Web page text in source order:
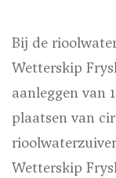
Bij de
Wetterskip
aanleggen van
plaatsen van
Wetterskip